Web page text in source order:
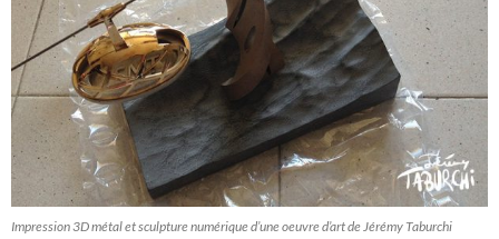
Impression 3D métal et sculpture numérique d’une oeuvre d’art de Jérémy Taburchi